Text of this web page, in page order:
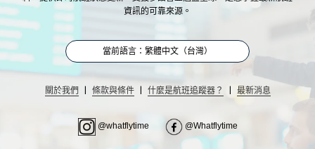
資訊的可靠來源。
當前語言：繁體中文（台灣）
關於我們 | 條款與條件 | 什麼是航班追蹤器？ | 最新消息
@whatflytime @Whatflytime